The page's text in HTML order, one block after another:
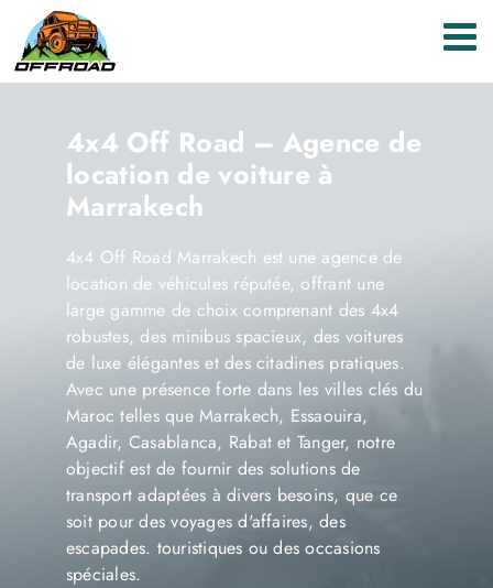
Passer
contenu
4x4 Off Road – Agence de
location de voiture à
Marrakech
4x4 Off Road Marrakech est une agence de
location de véhicules réputée, offrant une
large gamme de choix comprenant des 4x4
robustes, des minibus spacieux, des voitures
de luxe élégantes et des citadines pratiques.
Avec une présence forte dans les villes clés du
Maroc telles que Marrakech, Essaouira,
Agadir, Casablanca, Rabat et Tanger, notre
objectif est de fournir des solutions de
transport adaptées à divers besoins, que ce
soit pour des voyages d'affaires, des
escapades. touristiques ou des occasions
spéciales.